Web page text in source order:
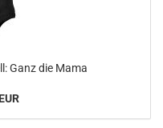
Ganz die Mama